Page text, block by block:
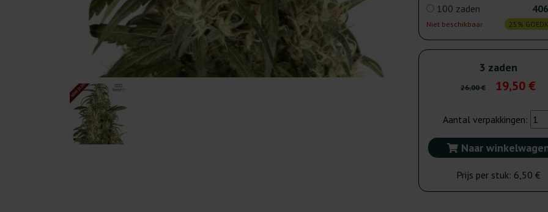
100 zaden
Niet beschikbaar 25%
3 zaden
26,00 € 19,50 €
Aantal verpakkingen:
Naar
Prijs per stuk: 6,50 €